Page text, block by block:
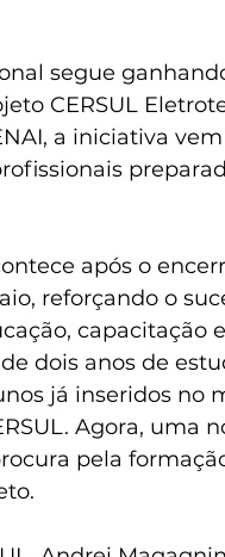
segue
CERSUL
a iniciativa
após o
reforçando o
capacitação
dois anos de
já inseridos no
Agora, uma
pela